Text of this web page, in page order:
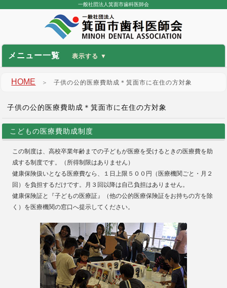
一般社団法人箕面市歯科医師会
メニュー一覧
HOME ＞子供の公的医療費助成＊箕面市に在住の方対象
子供の公的医療費助成＊箕面市に在住の方対象
こどもの医療費助成制度
この制度は、高校卒業年齢までの子どもが医療を受けるときの医療費を助
成する制度です。（所得制限はありません）
健康保険扱いとなる医療費なら、１日上限５００円（医療機関ごと・月２
回）を負担するだけです。月３回以降は自己負担はありません。
健康保険証と『子どもの医療証』（他の公的医療保険証をお持ちの方を除
く）を医療機関の窓口へ提示してください。